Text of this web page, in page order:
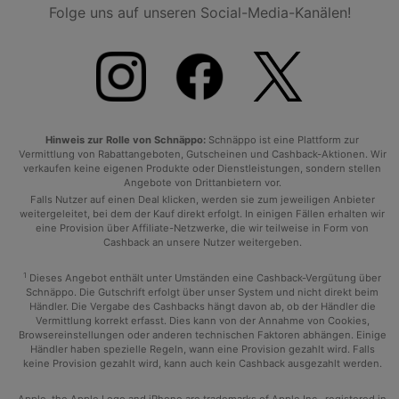
Folge uns auf unseren Social-Media-Kanälen!
Hinweis zur Rolle von Schnäppo: Schnäppo ist eine Plattform zur
Vermittlung von Rabattangeboten, Gutscheinen und Cashback-Aktionen. Wir
verkaufen keine eigenen Produkte oder Dienstleistungen, sondern stellen
Angebote von Drittanbietern vor.
Falls Nutzer auf einen Deal klicken, werden sie zum jeweiligen Anbieter
weitergeleitet, bei dem der Kauf direkt erfolgt. In einigen Fällen erhalten wir
eine Provision über Affiliate-Netzwerke, die wir teilweise in Form von
Cashback an unsere Nutzer weitergeben.
1 Dieses Angebot enthält unter Umständen eine Cashback-Vergütung über
Schnäppo. Die Gutschrift erfolgt über unser System und nicht direkt beim
Händler. Die Vergabe des Cashbacks hängt davon ab, ob der Händler die
Vermittlung korrekt erfasst. Dies kann von der Annahme von Cookies,
Browsereinstellungen oder anderen technischen Faktoren abhängen. Einige
Händler haben spezielle Regeln, wann eine Provision gezahlt wird. Falls
keine Provision gezahlt wird, kann auch kein Cashback ausgezahlt werden.